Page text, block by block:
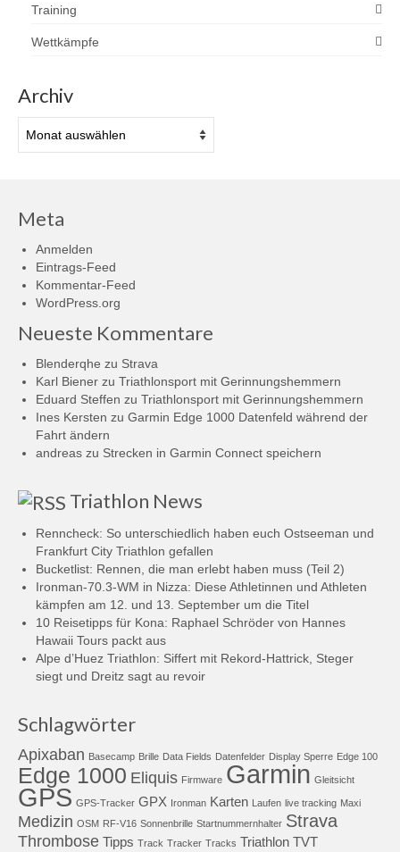
Training
Wettkämpfe
Archiv
Meta
Anmelden
Eintrags-Feed
Kommentar-Feed
WordPress.org
Neueste Kommentare
Blenderqhe zu Strava
Karl Biener zu Triathlonsport mit Gerinnungshemmern
Eduard Steffen zu Triathlonsport mit Gerinnungshemmern
Ines Kersten zu Garmin Edge 1000 Datenfeld während der
Fahrt ändern
andreas zu Strecken in Garmin Connect speichern
Triathlon News
Renncheck: So unterschiedlich haben euch Ostseeman und
Frankfurt City Triathlon gefallen
Bucketlist: Rennen, die man erlebt haben muss (Teil 2)
Ironman-70.3-WM in Nizza: Diese Athletinnen und Athleten
kämpfen am 12. und 13. September um die Titel
10 Reisetipps für Kona: Raphael Schröder von Hannes
Hawaii Tours packt aus
Alpe d’Huez Triathlon: Siffert mit Rekord-Hattrick, Steger
siegt und Dreitz sagt au revoir
Schlagwörter
Apixaban Basecamp Brille Data Fields Datenfelder Display Sperre Edge 100
Edge 1000 Eliquis Firmware Garmin Gleitsicht
GPS GPS-Tracker GPX Ironman Karten Laufen live tracking Maxi
Medizin OSM RF-V16 Sonnenbrille Startnummernhalter Strava
Thrombose Tipps Track Tracker Tracks Triathlon TVT